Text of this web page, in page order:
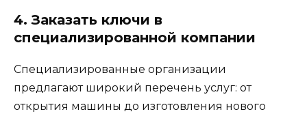
4. Заказать ключи в
специализированной компании
Специализированные организации
предлагают широкий перечень услуг: от
открытия машины до изготовления нового